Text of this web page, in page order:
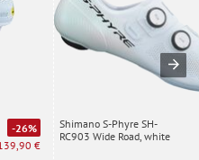
-26%
€
Shimano S-Phyre SH-
RC903 Wide Road, white